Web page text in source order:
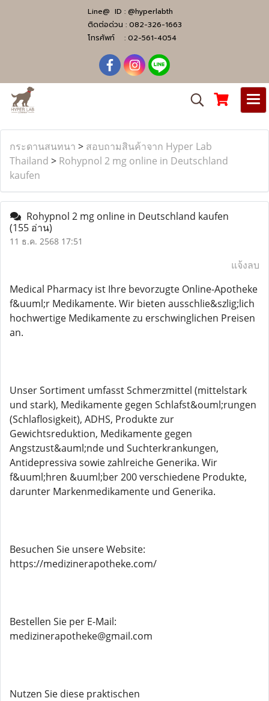
Line@ ID : @hyperlabth
ติดต่อด่วน : 082-326-1663
โทรศัพท์ : 02-561-4054
กระดานสนทนา > สอบถามสินค้าจาก Hyper Lab
Thailand > Rohypnol 2 mg online in Deutschland
kaufen
Rohypnol 2 mg online in Deutschland kaufen
(155 อ่าน)
11 ธ.ค. 2568 17:51
แจ้งลบ
Medical Pharmacy ist Ihre bevorzugte Online-Apotheke
f&uuml;r Medikamente. Wir bieten ausschlie&szlig;lich
hochwertige Medikamente zu erschwinglichen Preisen
an.
Unser Sortiment umfasst Schmerzmittel (mittelstark
und stark), Medikamente gegen Schlafst&ouml;rungen
(Schlaflosigkeit), ADHS, Produkte zur
Gewichtsreduktion, Medikamente gegen
Angstzust&auml;nde und Suchterkrankungen,
Antidepressiva sowie zahlreiche Generika. Wir
f&uuml;hren &uuml;ber 200 verschiedene Produkte,
darunter Markenmedikamente und Generika.
Besuchen Sie unsere Website:
https://medizinerapotheke.com/
Bestellen Sie per E-Mail:
medizinerapotheke@gmail.com
Nutzen Sie diese praktischen